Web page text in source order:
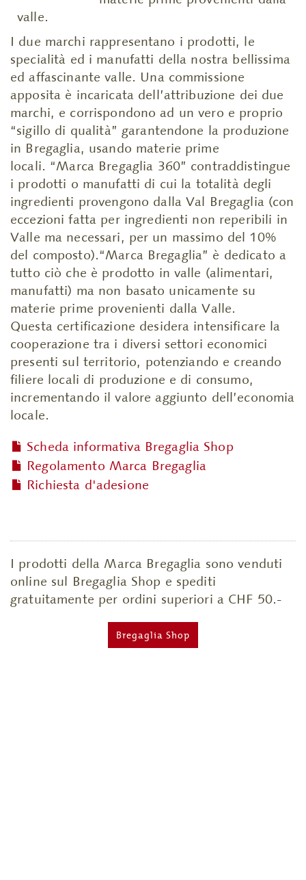
valle.
I due marchi rappresentano i prodotti, le
specialità ed i manufatti della nostra bellissima
ed affascinante valle. Una commissione
apposita è incaricata dell’attribuzione dei due
marchi, e corrispondono ad un vero e proprio
“sigillo di qualità” garantendone la produzione
in Bregaglia, usando materie prime
locali. “Marca Bregaglia 360” contraddistingue
i prodotti o manufatti di cui la totalità degli
ingredienti provengono dalla Val Bregaglia (con
eccezioni fatta per ingredienti non reperibili in
Valle ma necessari, per un massimo del 10%
del composto).“Marca Bregaglia” è dedicato a
tutto ciò che è prodotto in valle (alimentari,
manufatti) ma non basato unicamente su
materie prime provenienti dalla Valle.
Questa certificazione desidera intensificare la
cooperazione tra i diversi settori economici
presenti sul territorio, potenziando e creando
filiere locali di produzione e di consumo,
incrementando il valore aggiunto dell’economia
locale.
Scheda informativa Bregaglia Shop
Regolamento Marca Bregaglia
Richiesta d'adesione
I prodotti della Marca Bregaglia sono venduti
online sul Bregaglia Shop e spediti
gratuitamente per ordini superiori a CHF 50.-
Bregaglia Shop